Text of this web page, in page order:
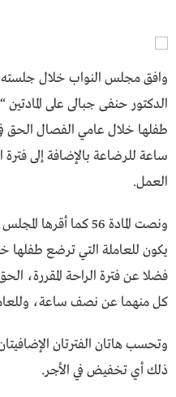
وافق مجلس النواب خلال جلسته
طفلها خلال عامي الفصال الحق
ساعة للرضاعة بالإضافة إلى
العمل.
ونصت المادة 56 كما أقرها المجلس على:
يكون للعاملة التي ترضع طفلها
فضلا عن فترة الراحة المقررة،
كل منهما عن نصف ساعة،
وتحسب هاتان الفترتان
ذلك أي تخفيض في الأجر.